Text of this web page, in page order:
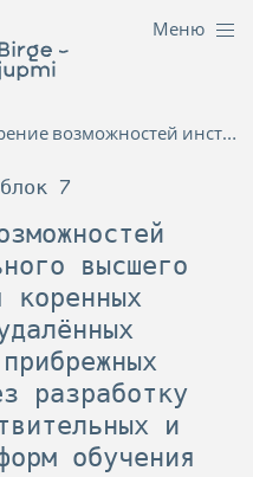
Меню
образования коренных народов и удалённых арктических прибрежных сообществ через разработку гендерно-чувствительных и инновационных форм обучения
7
высшего
коренных
разработку
и
обучения